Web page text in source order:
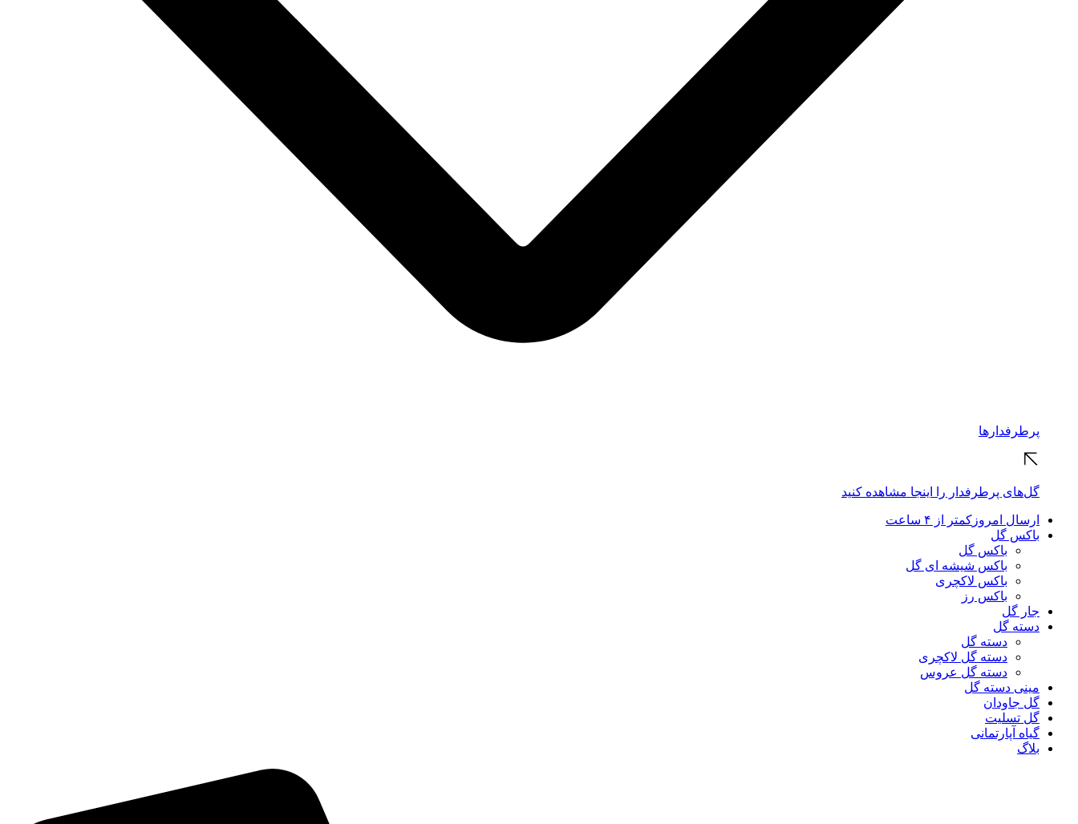
پرطرفدارها
گل‌های پرطرفدار را اینجا مشاهده کنید
ارسال امروز کمتر از ۴ ساعت
باکس گل
باکس گل
باکس شیشه ای گل
باکس لاکچری
باکس رز
جار گل
دسته گل
دسته گل
دسته گل لاکچری
دسته گل عروس
مینی دسته گل
گل جاودان
گل تسلیت
گیاه آپارتمانی
بلاگ